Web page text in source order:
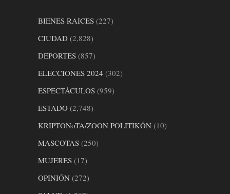
BIENES RAICES (227)
CIUDAD (2,828)
DEPORTES (857)
ELECCIONES 2024 (302)
ESPECTÁCULOS (959)
ESTADO (2,748)
KRIPTONoTA/ZOON POLITIKÓN (10)
MASCOTAS (250)
MUJERES (17)
OPINIÓN (272)